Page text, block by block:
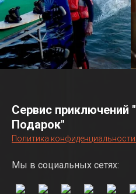
Сервис приключений
Подарок"
Политика
Мы в социальных сетях: